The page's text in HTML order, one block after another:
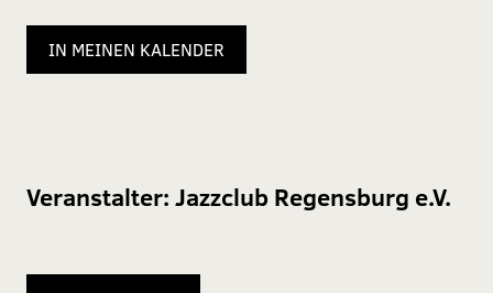
IN MEINEN KALENDER
Veranstalter: Jazzclub Regensburg e.V.